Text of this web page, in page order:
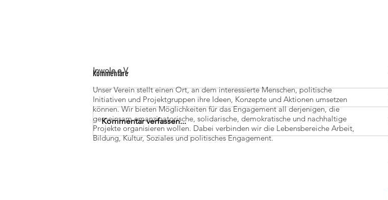
100 Jahre Bauhaus Dessau
Kommentare
Kommentar verfassen...
Inwole e.V.
Unser Verein stellt einen Ort, an dem interessierte Menschen, politische
Initiativen und Projektgruppen ihre Ideen, Konzepte und Aktionen umsetzen
können. Wir bieten Möglichkeiten für das Engagement all derjenigen, die
gemeinsam emanzipatorische, solidarische, demokratische und nachhaltige
Projekte organisieren wollen. Dabei verbinden wir die Lebensbereiche Arbeit,
Bildung, Kultur, Soziales und politisches Engagement.